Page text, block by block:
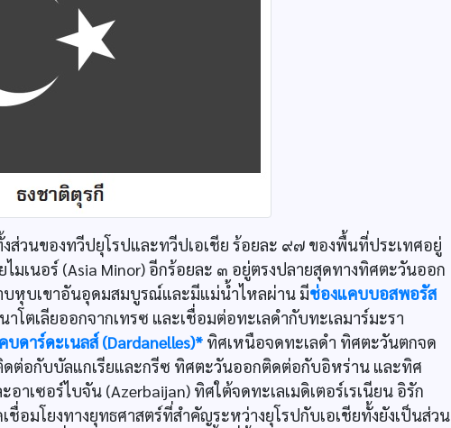
วนของทวีปยุโรปและทวีปเอเชีย ร้อยละ ๙๗ ของพื้นที่ประเทศอยู่
ไมเนอร์ (Asia Minor) อีกร้อยละ ๓ อยู่ตรงปลายสุดทางทิศตะวันออก
าบหุบเขาอันอุดมสมบูรณ์และมีแม่น้ำไหลผ่าน มีช่องแคบบอสพอรัส
โตเลียออกจากเทรซ และเชื่อมต่อทะเลดำกับทะเลมาร์มะรา
บดาร์ดะเนลส์ (Dardanelles)* ทิศเหนือจดทะเลดำ ทิศตะวันตกจด
ดต่อกับบัลแกเรียและกรีซ ทิศตะวันออกติดต่อกับอิหร่าน และทิศ
าเซอร์ไบจัน (Azerbaijan) ทิศใต้จดทะเลเมดิเตอร์เรเนียน อิรัก
อมโยงทางยุทธศาสตร์ที่สำคัญระหว่างยุโรปกับเอเชียทั้งยังเป็นส่วน